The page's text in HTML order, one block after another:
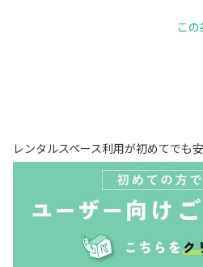
こ
レンタルスペース利用が初めてでも安